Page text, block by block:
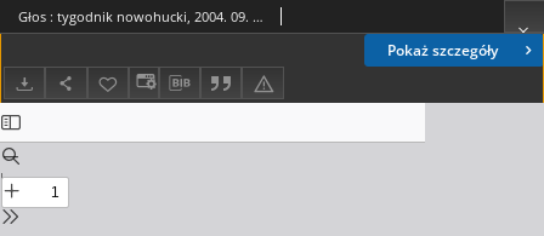
Pokaż szczegóły
Głos : tygodnik nowohucki, 2004. 09. 17, nr 38